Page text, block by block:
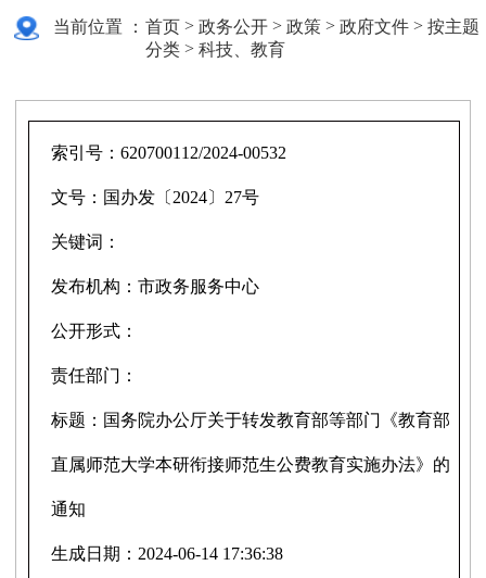
当前位置 ： 首页 >政务公开 >政策 >政府文件 >按主题
分类 >科技、教育
索引号：620700112/2024-00532
文号： 国办发〔2024〕27号
关键词：
发布机构：市政务服务中心
公开形式：
责任部门：
标题： 国务院办公厅关于转发教育部等部门《教育部
直属师范大学本研衔接师范生公费教育实施办法》的
通知
生成日期： 2024-06-14 17:36:38